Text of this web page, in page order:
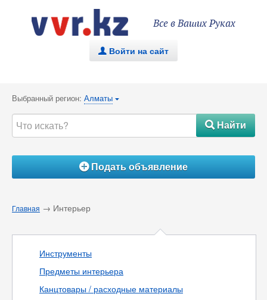
Все в Ваших Руках
. Войти на сайт
Выбранный регион: Алматы {
#Найти
ÁПодать объявление
Главная → Интерьер
Инструменты
Предметы интерьера
Канцтовары / расходные материалы